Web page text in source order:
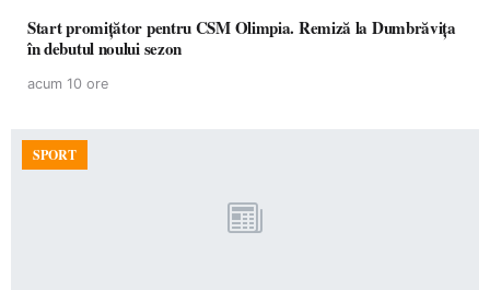
Start promițător pentru CSM Olimpia. Remiză la Dumbrăvița
în debutul noului sezon
acum 10 ore
SPORT